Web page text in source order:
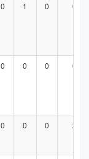
0 1 0 0
0 0 0 0
0 0 0 2